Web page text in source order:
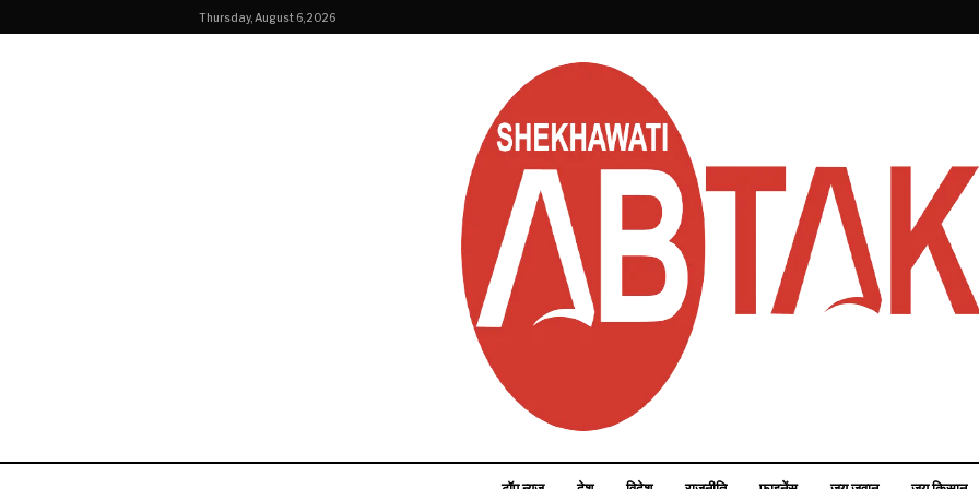
Thursday, August 6, 2026